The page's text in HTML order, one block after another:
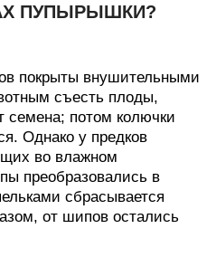
ПУПЫРЫШКИ?
покрыты внушительными
съесть плоды,
семена; потом колючки
Однако у предков
во влажном
преобразовались в
сбрасывается
от шипов остались